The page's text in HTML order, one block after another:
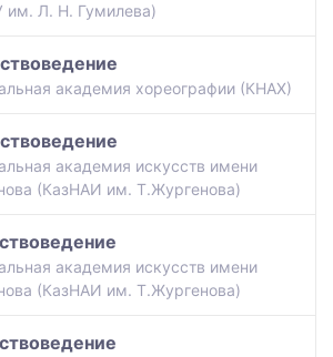
им. Л. Н. Гумилева)
академия хореографии (КНАХ)
академия искусств имени
(КазНАИ им. Т.Жургенова)
академия искусств имени
(КазНАИ им. Т.Жургенова)